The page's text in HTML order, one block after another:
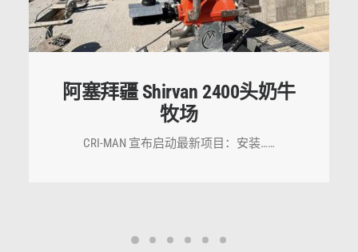
阿塞拜疆 Shirvan 2400头奶牛
牧场
CRI-MAN 宣布启动最新项目：安装……